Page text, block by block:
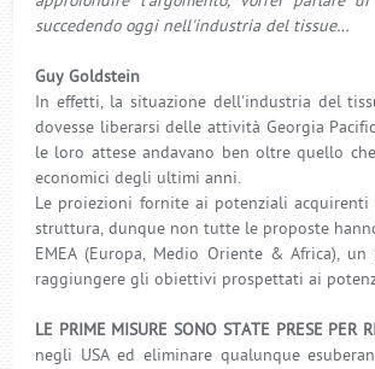
succedendo oggi nell'industria del tissue…
Guy Goldstein
In effetti, la situazione dell'industria del
dovesse liberarsi delle attività Georgia
le loro attese andavano ben oltre quello
economici degli ultimi anni.
Le proiezioni fornite ai potenziali
struttura, dunque non tutte le proposte
EMEA (Europa, Medio Oriente & Africa),
raggiungere gli obiettivi prospettati ai
LE PRIME MISURE SONO STATE PRESE PER
negli USA ed eliminare qualunque